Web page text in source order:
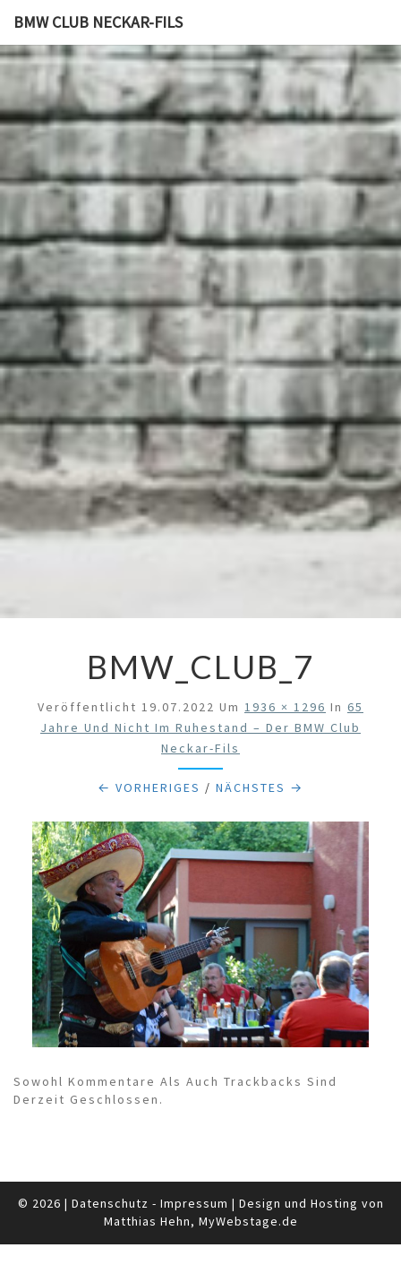
BMW CLUB NECKAR-FILS
BMW_CLUB_7
Veröffentlicht 19.07.2022 Um 1936 × 1296 In 65
Jahre Und Nicht Im Ruhestand – Der BMW Club
Neckar-Fils
← VORHERIGES / NÄCHSTES →
Sowohl Kommentare Als Auch Trackbacks Sind
Derzeit Geschlossen.
© 2026 | Datenschutz - Impressum | Design und Hosting von
Matthias Hehn, MyWebstage.de